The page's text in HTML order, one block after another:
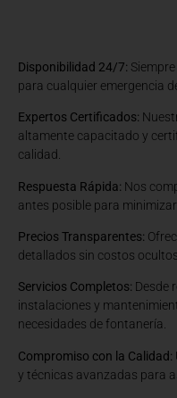
Disponibilidad 24/7:
para cualquier emergencia
Expertos Certificados:
altamente capacitado y
calidad.
Respuesta Rápida: Nos
antes posible para
Precios Transparentes:
detallados sin costos ocultos.
Servicios Completos: Desde
instalaciones y
necesidades de fontanería.
Compromiso con la Calidad:
y técnicas avanzadas para